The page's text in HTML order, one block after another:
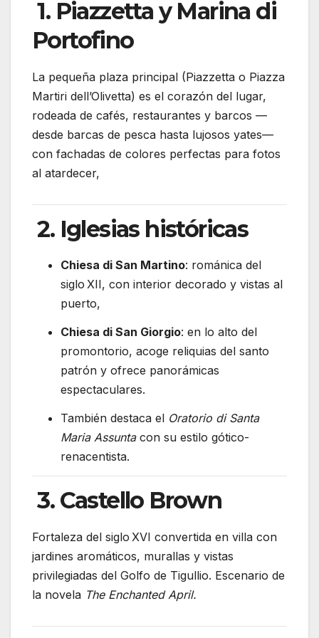
1. Piazzetta y Marina di
Portofino
La pequeña plaza principal (Piazzetta o Piazza
Martiri dell’Olivetta) es el corazón del lugar,
rodeada de cafés, restaurantes y barcos —
desde barcas de pesca hasta lujosos yates—
con fachadas de colores perfectas para fotos
al atardecer,
2. Iglesias históricas
Chiesa di San Martino: románica del
siglo XII, con interior decorado y vistas al
puerto,
Chiesa di San Giorgio: en lo alto del
promontorio, acoge reliquias del santo
patrón y ofrece panorámicas
espectaculares.
También destaca el Oratorio di Santa
Maria Assuntacon su estilo gótico-
renacentista.
3. Castello Brown
Fortaleza del siglo XVI convertida en villa con
jardines aromáticos, murallas y vistas
privilegiadas del Golfo de Tigullio. Escenario de
la novela The Enchanted April.